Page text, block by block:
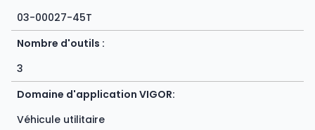
03-00027-45T
Nombre d'outils :
3
Domaine d'application VIGOR:
Véhicule utilitaire